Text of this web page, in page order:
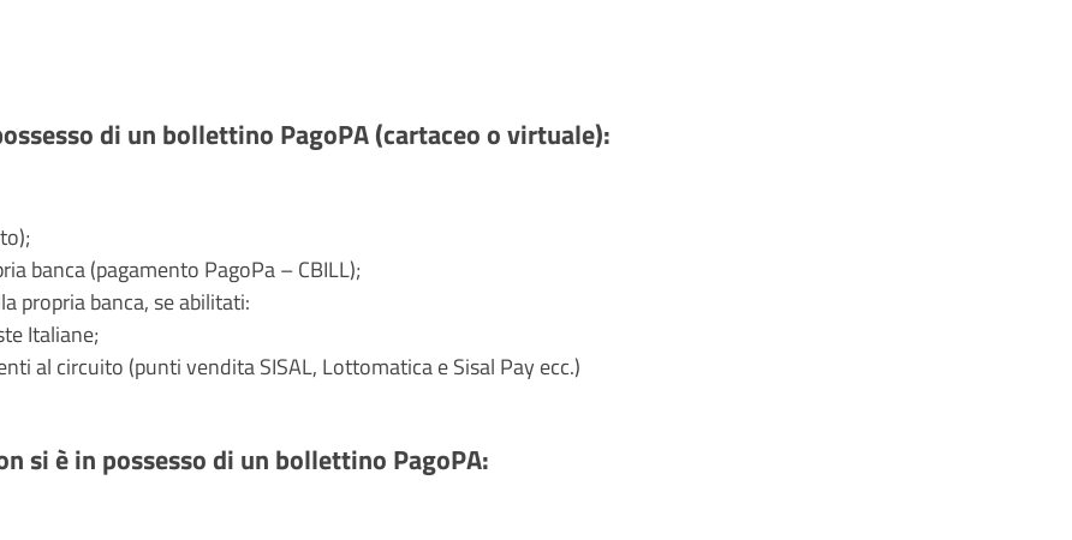
di un bollettino PagoPA (cartaceo o virtuale):
banca (pagamento PagoPa – CBILL);
propria banca, se abilitati:
Italiane;
al circuito (punti vendita SISAL, Lottomatica e Sisal Pay ecc.)
si è in possesso di un bollettino PagoPA: